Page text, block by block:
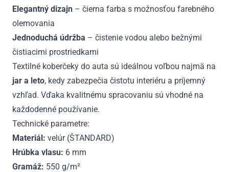
Elegantný dizajn – čierna farba s možnosťou farebného
olemovania
Jednoduchá údržba – čistenie vodou alebo bežnými
čistiacimi prostriedkami
Textilné koberčeky do auta sú ideálnou voľbou najmä na
jar a leto, kedy zabezpečia čistotu interiéru a príjemný
vzhľad. Vďaka kvalitnému spracovaniu sú vhodné na
každodenné používanie.
Technické parametre:
Materiál: velúr (ŠTANDARD)
Hrúbka vlasu: 6 mm
Gramáž: 550 g/m²